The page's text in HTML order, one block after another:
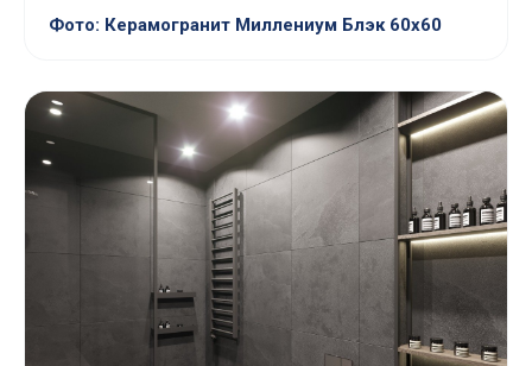
Фото: Керамогранит Миллениум Блэк 60х60